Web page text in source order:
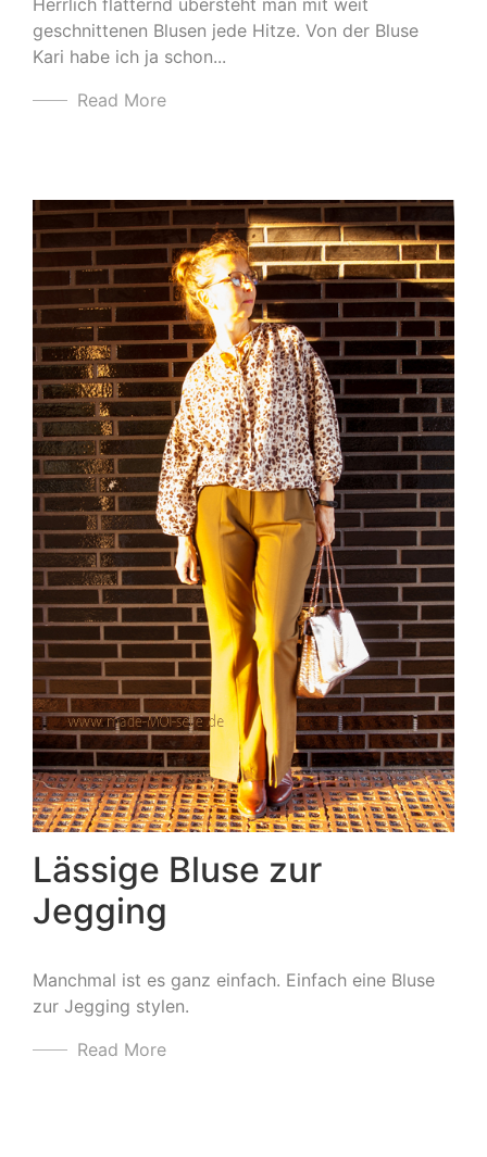
Herrlich flatternd übersteht man mit weit
geschnittenen Blusen jede Hitze. Von der Bluse
Kari habe ich ja schon...
Read More
Lässige Bluse zur
Jegging
Manchmal ist es ganz einfach. Einfach eine Bluse
zur Jegging stylen.
Read More